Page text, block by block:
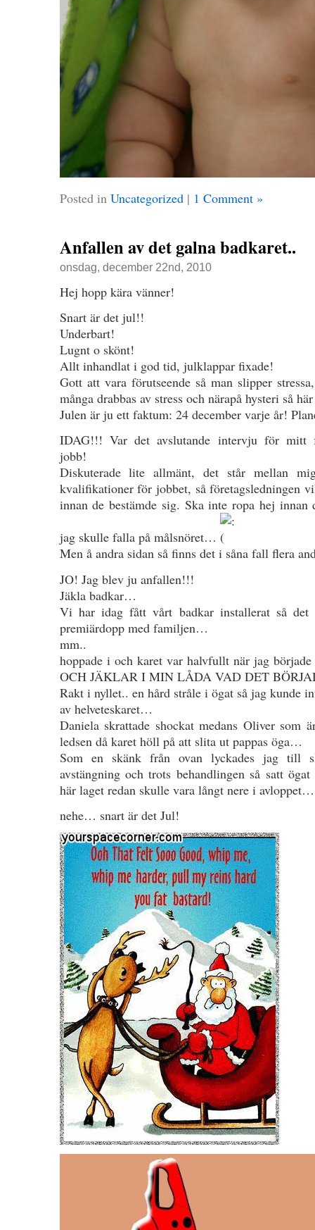
Posted in Uncategorized| 1 Comment »
Anfallen av det galna badkaret..
onsdag, december 22nd, 2010
Hej hopp kära vänner!
Snart är det jul!!
Underbart!
Lugnt o skönt!
Allt inhandlat i god tid, julklappar fixade!
Gott att vara förutseende så man slipper
många drabbas av stress och närapå hysteri så
Julen är ju ett faktum: 24 december varje år!
IDAG!!! Var det avslutande intervju för mitt
jobb!
Diskuterade lite allmänt, det står mellan
kvalifikationer för jobbet, så företagsledningen
innan de bestämde sig. Ska inte ropa hej
jag skulle falla på målsnöret…
Men å andra sidan så finns det i såna fall flera
JO! Jag blev ju anfallen!!!
Jäkla badkar…
Vi har idag fått vårt badkar installerat så
premiärdopp med familjen…
mm..
hoppade i och karet var halvfullt när jag
OCH JÄKLAR I MIN LÅDA VAD DET
Rakt i nyllet.. en hård stråle i ögat så jag kunde
av helveteskaret…
Daniela skrattade shockat medans Oliver som
ledsen då karet höll på att slita ut pappas öga…
Som en skänk från ovan lyckades jag till
avstängning och trots behandlingen så satt
här laget redan skulle vara långt nere i avloppet…
nehe… snart är det Jul!